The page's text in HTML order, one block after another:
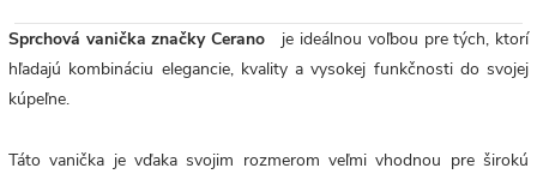
Sprchová vanička značky Cerano
je ideálnou voľbou pre tých, ktorí
hľadajú kombináciu elegancie, kvality a vysokej funkčnosti do svojej
kúpeľne.
Táto vanička je vďaka svojim rozmerom veľmi vhodnou pre širokú